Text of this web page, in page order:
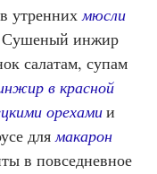
утреннихмюсли
Сушеный инжир
салатам, супам
в красной
орехамии
длямакарон
в повседневное